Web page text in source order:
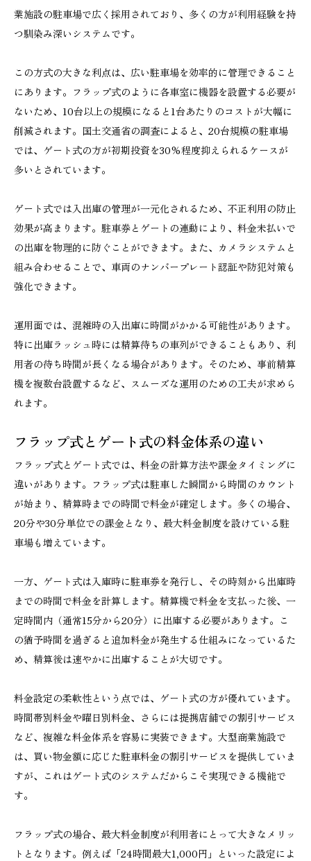
業施設の駐車場で広く採用されており、多くの方が利用経験を持
つ馴染み深いシステムです。
この方式の大きな利点は、広い駐車場を効率的に管理できること
にあります。フラップ式のように各車室に機器を設置する必要が
ないため、10台以上の規模になると1台あたりのコストが大幅に
削減されます。国土交通省の調査によると、20台規模の駐車場
では、ゲート式の方が初期投資を30%程度抑えられるケースが
多いとされています。
ゲート式では入出庫の管理が一元化されるため、不正利用の防止
効果が高まります。駐車券とゲートの連動により、料金未払いで
の出庫を物理的に防ぐことができます。また、カメラシステムと
組み合わせることで、車両のナンバープレート認証や防犯対策も
強化できます。
運用面では、混雑時の入出庫に時間がかかる可能性があります。
特に出庫ラッシュ時には精算待ちの車列ができることもあり、利
用者の待ち時間が長くなる場合があります。そのため、事前精算
機を複数台設置するなど、スムーズな運用のための工夫が求めら
れます。
フラップ式とゲート式の料金体系の違い
フラップ式とゲート式では、料金の計算方法や課金タイミングに
違いがあります。フラップ式は駐車した瞬間から時間のカウント
が始まり、精算時までの時間で料金が確定します。多くの場合、
20分や30分単位での課金となり、最大料金制度を設けている駐
車場も増えています。
一方、ゲート式は入庫時に駐車券を発行し、その時刻から出庫時
までの時間で料金を計算します。精算機で料金を支払った後、一
定時間内（通常15分から20分）に出庫する必要があります。こ
の猶予時間を過ぎると追加料金が発生する仕組みになっているた
め、精算後は速やかに出庫することが大切です。
料金設定の柔軟性という点では、ゲート式の方が優れています。
時間帯別料金や曜日別料金、さらには提携店舗での割引サービス
など、複雑な料金体系を容易に実装できます。大型商業施設で
は、買い物金額に応じた駐車料金の割引サービスを提供していま
すが、これはゲート式のシステムだからこそ実現できる機能で
す。
フラップ式の場合、最大料金制度が利用者にとって大きなメリッ
トとなります。例えば「24時間最大1,000円」といった設定によ